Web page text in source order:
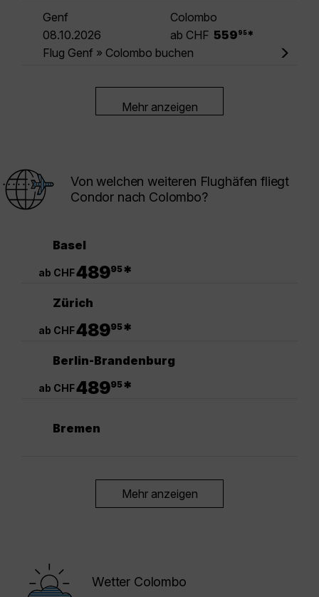
Genf
Colombo
08.10.2026
ab CHF 559 95 *
Flug Genf » Colombo buchen
Mehr anzeigen
Von welchen weiteren Flughäfen fliegt
Condor nach Colombo?
Basel
ab CHF48995*
Zürich
ab CHF48995*
Berlin-Brandenburg
ab CHF48995*
Bremen
Mehr anzeigen
Wetter Colombo